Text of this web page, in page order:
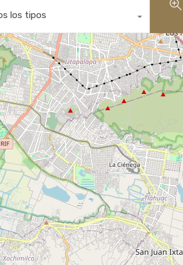
los tipos